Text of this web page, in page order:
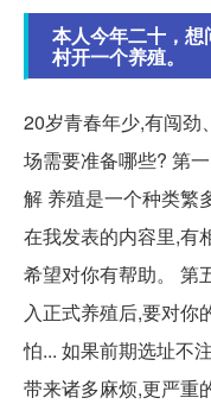
本人今年二十，
村开一个养殖。
20岁青春年少,有闯劲
场需要准备哪些? 第
解 养殖是一个种类繁
在我发表的内容里,有
希望对你有帮助。 第
入正式养殖后,要对你
怕... 如果前期选址不
带来诸多麻烦,更严重